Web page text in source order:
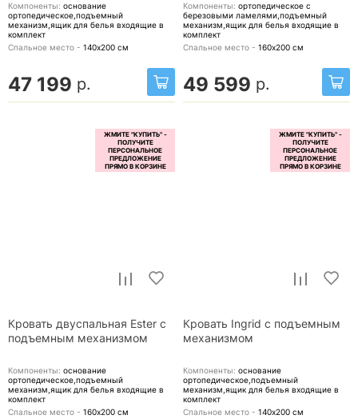
Компоненты: основание
ортопедическое,подъемный
механизм,ящик для белья входящие в
комплект
Спальное место - 140х200 см
47 199 р.
Компоненты: ортопедическое с
березовыми ламелями,подъемный
механизм,ящик для белья входящие в
комплект
Спальное место - 160х200 см
49 599 р.
Кровать двуспальная Ester с
подъемным механизмом
Компоненты: основание
ортопедическое,подъемный
механизм,ящик для белья входящие в
комплект
Спальное место - 160х200 см
Кровать Ingrid с подъемным
механизмом
Компоненты: основание
ортопедическое,подъемный
механизм,ящик для белья входящие в
комплект
Спальное место - 140х200 см